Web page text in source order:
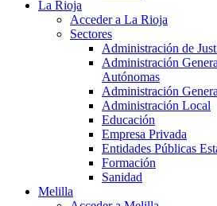
La Rioja
Acceder a La Rioja
Sectores
Administración de
Administración
Autónomas
Administración
Administración Local
Educación
Empresa Privada
Entidades Públicas
Formación
Sanidad
Melilla